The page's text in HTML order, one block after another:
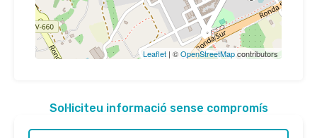
Leaflet | ©OpenStreetMapcontributors
Sol·liciteu informació sense compromís